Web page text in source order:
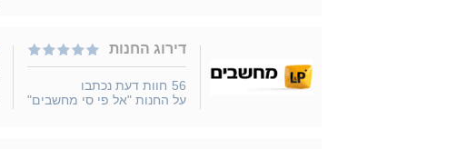
דירוג החנות
56 חוות דעת נכתבו
על החנות "אל פי סי מחשבים"